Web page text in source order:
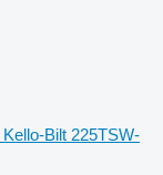
Bilt 225TSW-